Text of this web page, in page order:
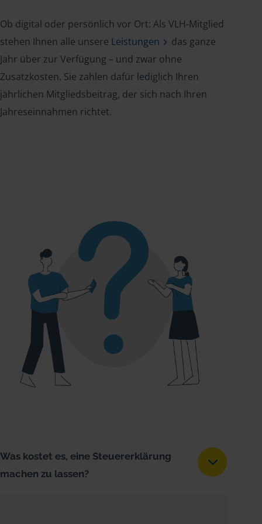
Ob digital oder persönlich vor Ort: Als VLH-Mitglied
stehen Ihnen alle unsere Leistungen
das ganze
Jahr über zur Verfügung – und zwar ohne
Zusatzkosten. Sie zahlen dafür lediglich Ihren
jährlichen Mitgliedsbeitrag, der sich nach Ihren
Jahreseinnahmen richtet.
Was kostet es, eine Steuererklärung
machen zu lassen?